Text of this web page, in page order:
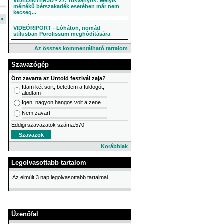
mértékű bérszakadék esetében már nem
kecseg...
VIDEÓRIPORT - Lóháton, nomád
stílusban Porolissum meghódítására
Az összes kommentálható tartalom
Szavazógép
Önt zavarta az Untold feszivál zaja?
Ittam két sört, betettem a füldögót,
aludtam
Igen, nagyon hangos volt a zene
Nem zavart
Eddigi szavazatok száma:570
Korábbiak
Legolvasottabb tartalom
Az elmúlt 3 nap legolvasottabb tartalmai.
Üzenőfal